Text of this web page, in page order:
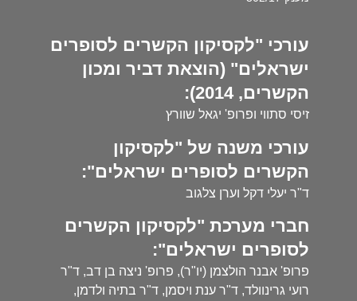
עורכי "לקסיקון הקשרים לסופרים
ישראלים" (הוצאת דביר ומכון
הקשרים, 2014):
זיסי סתווי ופרופ' יגאל שוורץ
עורכי משנה של "לקסיקון
הקשרים לסופרים ישראלים":
ד"ר יעלי דקל וערן צלגוב
חברי מערכת "לקסיקון הקשרים
לסופרים ישראלים":
פרופ' אבנר הולצמן (יו"ר), פרופ' ניצה בן דב, ד"ר
רועי גרינוולד, ד"ר ענת ויסמן, ד"ר בתיה ולדמן,